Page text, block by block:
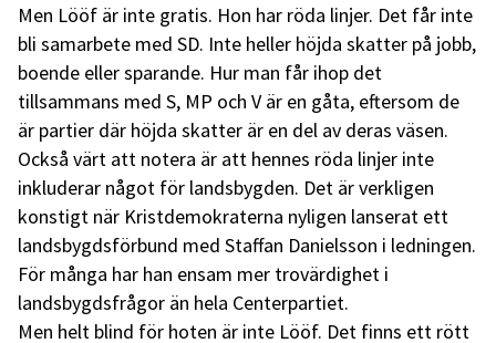
Men Lööf är inte gratis. Hon har röda linjer. Det får inte
bli samarbete med SD. Inte heller höjda skatter på jobb,
boende eller sparande. Hur man får ihop det
tillsammans med S, MP och V är en gåta, eftersom de
är partier där höjda skatter är en del av deras väsen.
Också värt att notera är att hennes röda linjer inte
inkluderar något för landsbygden. Det är verkligen
konstigt när Kristdemokraterna nyligen lanserat ett
landsbygdsförbund med Staffan Danielsson i ledningen.
För många har han ensam mer trovärdighet i
landsbygdsfrågor än hela Centerpartiet.
Men helt blind för hoten är inte Lööf. Det finns ett rött